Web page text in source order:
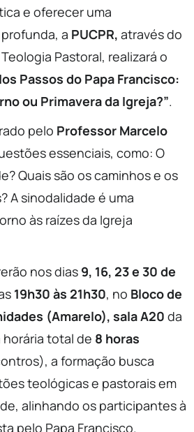
e oferecer uma
a PUCPR, através do
Pastoral, realizará o
Passos do Papa Francisco:
ou Primavera da Igreja?”.
pelo Professor Marcelo
essenciais, como: O
Quais são os caminhos e os
A sinodalidade é uma
às raízes da Igreja
nos dias 9, 16, 23 e 30 de
19h30 às 21h30, no Bloco de
(Amarelo), sala A20 da
horária total de 8 horas
a formação busca
teológicas e pastorais em
alinhando os participantes à
pelo Papa Francisco.